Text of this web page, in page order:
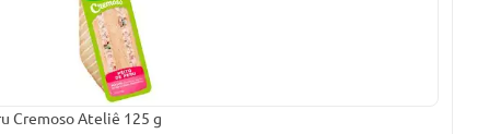
Cremoso Ateliê 125 g